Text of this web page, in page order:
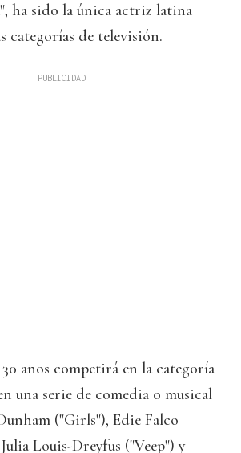
ha sido la única actriz latina
categorías de televisión.
años competirá en la categoría
una serie de comedia o musical
("Girls"), Edie Falco
Louis-Dreyfus ("Veep") y